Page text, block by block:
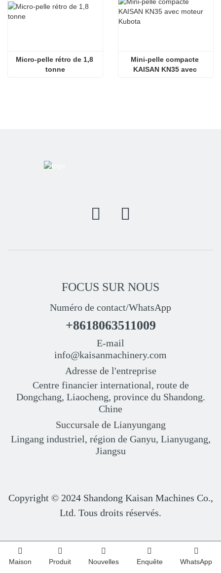
Micro-pelle rétro de 1,8
tonne
Mini-pelle compacte
KAISAN KN35 avec
FOCUS SUR NOUS
Numéro de contact/WhatsApp
+8618063511009
E-mail
info@kaisanmachinery.com
Adresse de l'entreprise
Centre financier international, route de
Dongchang, Liaocheng, province du Shandong.
Chine
Succursale de Lianyungang
Lingang industriel, région de Ganyu, Lianyugang,
Jiangsu
Copyright © 2024 Shandong Kaisan Machines Co.,
Ltd. Tous droits réservés.
Maison Produit Nouvelles Enquête WhatsApp